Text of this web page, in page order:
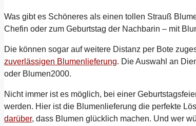
Was gibt es Schöneres als einen tollen Strauß
Chefin oder zum Geburtstag der Nachbarin – mit
Die können sogar auf weitere Distanz per Bote
zuverlässigen Blumenlieferung. Die Auswahl an
oder Blumen2000.
Nicht immer ist es möglich, bei einer
werden. Hier ist die Blumenlieferung die perfekte
darüber, dass Blumen glücklich machen. Und wer